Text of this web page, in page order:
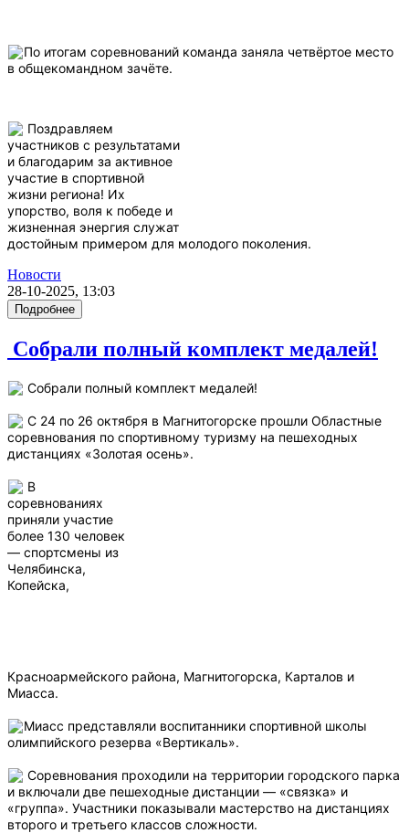
По итогам соревнований команда заняла четвёртое место
в общекомандном зачёте.
Поздравляем
участников с результатами
и благодарим за активное
участие в спортивной
жизни региона! Их
упорство, воля к победе и
жизненная энергия служат
достойным примером для молодого поколения.
Новости
28-10-2025, 13:03
Подробнее
Собрали полный комплект медалей!
Собрали полный комплект медалей!
С 24 по 26 октября в Магнитогорске прошли Областные
соревнования по спортивному туризму на пешеходных
дистанциях «Золотая осень».
В
соревнованиях
приняли участие
более 130 человек
— спортсмены из
Челябинска,
Копейска,
Красноармейского района, Магнитогорска, Карталов и
Миасса.
Миасс представляли воспитанники спортивной школы
олимпийского резерва «Вертикаль».
Соревнования проходили на территории городского парка
и включали две пешеходные дистанции — «связка» и
«группа». Участники показывали мастерство на дистанциях
второго и третьего классов сложности.